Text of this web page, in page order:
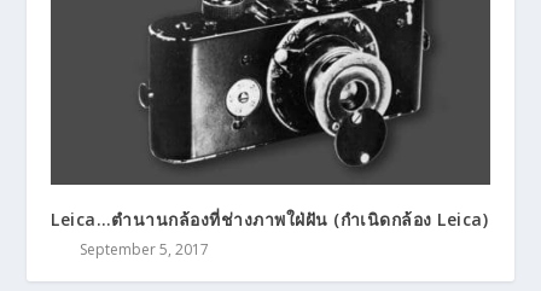
Leica…ตำนานกล้องที่ช่างภาพใฝ่ฝัน (กำเนิดกล้อง Leica)
September 5, 2017